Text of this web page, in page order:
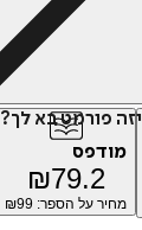
פורמט בא לך?
מודפס
₪79.2
מחיר על הספר: ₪ 99